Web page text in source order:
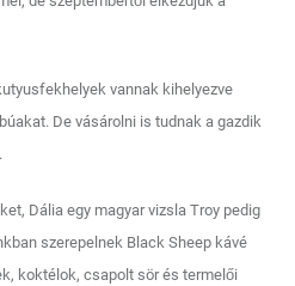
vannak kihelyezve
De vásárolni is tudnak a gazdik
Dália egy magyar vizsla Troy pedig
szerepelnek Black Sheep kávé
koktélok, csapolt sör és termelői